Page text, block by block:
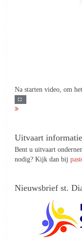
Na starten video, om
Uitvaart informatie
Bent u uitvaart
nodig? Kijk dan bij
Nieuwsbrief st.